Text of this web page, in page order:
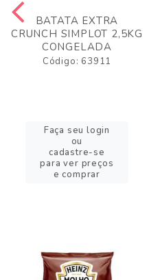
BATATA EXTRA
CRUNCH SIMPLOT 2,5KG
CONGELADA
Código: 63911
Faça seu login
ou
cadastre-se
para ver preços
e comprar